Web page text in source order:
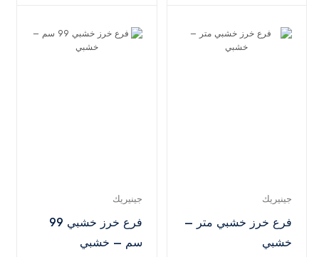
جينيريك
فرع خرز خشبي متر –
خشبي
جينيريك
فرع خرز خشبي 99
سم – خشبي